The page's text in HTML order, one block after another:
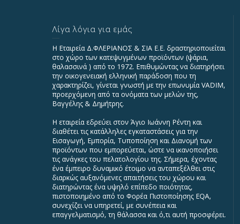
Λίγα λόγια για εμάς
Η Εταιρεία Δ.ΦΛΕΡΙΑΝΟΣ & ΣΙΑ Ε.Ε. δραστηριοποιείται
στο χώρο των κατεψυγμένων προϊόντων (ψάρια,
θαλασσινά ) από το 1972. Επιθυμώντας να διατηρήσει
την οικογενειακή ελληνική παράδοση που τη
χαρακτηρίζει, γίνεται γνωστή με την επωνυμία VADIΜ,
προερχόμενη από τα ονόματα των μελών της,
Βαγγέλης & Δημήτρης.
Η εταιρεία εδρεύει στον Άγιο Ιωάννη Ρέντη και
διαθέτει τις κατάλληλες εγκαταστάσεις για την
Εισαγωγή, Εμπορία, Τυποποίηση και Διανομή των
προϊόντων που εμπορεύεται, ώστε να ικανοποιήσει
τις ανάγκες του πελατολογίου της. Σήμερα, έχοντας
ένα έμπειρο δυναμικό έτοιμο να ανταπεξέλθει στις
διαρκώς αυξανόμενες απαιτήσεις του χώρου και
διατηρώντας ένα υψηλό επίπεδο ποιότητας,
πιστοποιημένο από το Φορέα Πιστοποίησης EQA,
συνεχίζει να υπηρετεί, με συνέπεια και
επαγγελματισμό, τη θάλασσα και ό,τι αυτή προσφέρει.